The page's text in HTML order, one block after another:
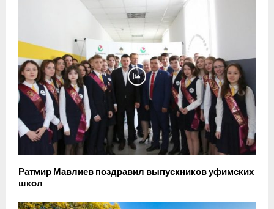
Ратмир Мавлиев поздравил выпускников уфимских
школ